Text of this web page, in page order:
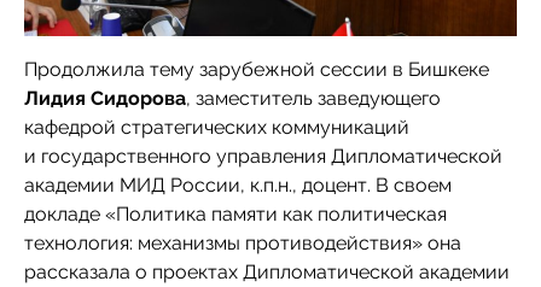
Продолжила тему зарубежной сессии в Бишкеке
Лидия Сидорова, заместитель заведующего
кафедрой стратегических коммуникаций
и государственного управления Дипломатической
академии МИД России, к.п.н., доцент. В своем
докладе «Политика памяти как политическая
технология: механизмы противодействия» она
рассказала о проектах Дипломатической академии